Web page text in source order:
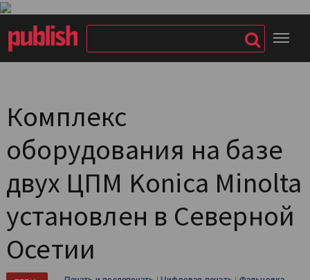
Комплекс
оборудования на базе
двух ЦПМ Konica Minolta
установлен в Северной
Осетии